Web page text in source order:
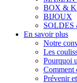
BOX &
BIJOUX
SOLDES
En savoir plus
Notre
Les
Pourquoi
Comment
Prévenir